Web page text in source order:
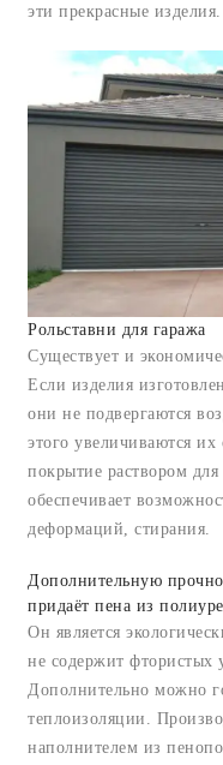
эти прекрасные изделия.
Рольставни для гаража
Существует и
Если изделия
они не подвергаются
этого увеличиваются
покрытие раствором
обеспечивает
деформаций, стирания.
Дополнительную
придаёт пена из
Он является
не содержит фтористых
Дополнительно можно
теплоизоляции.
наполнителем из